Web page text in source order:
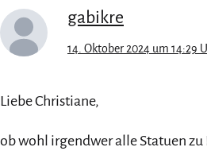
gabikre
14. Oktober 2024 um 14:29
Liebe Christiane,
ob wohl irgendwer alle Statuen zu